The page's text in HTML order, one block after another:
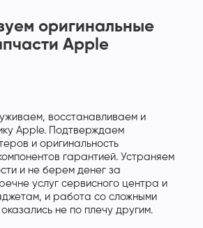
оригинальные
Apple
восстанавливаем и
Apple. Подтверждаем
и оригинальность
гарантией. Устраняем
и не берем денег за
услуг сервисного центра и
и работа со сложными
не по плечу другим.